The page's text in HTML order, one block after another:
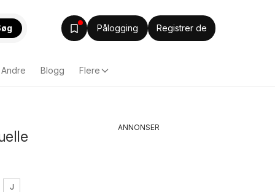
Pålogging Registrer de
Andre Blogg Flere
J
ANNONSER